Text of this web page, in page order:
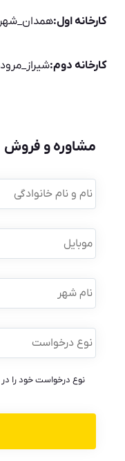
کارخانه اول:
کارخانه دوم:
مشاوره و فروش
نام
و
نام
موبایل *
نام
شهر
نوع
درخواست *
نوع درخواست خود را